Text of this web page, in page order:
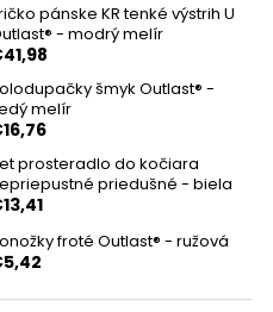
pánske KR tenké výstrih U
- modrý melír
šmyk Outlast® -
melír
prosteradlo do kočiara
priedušné - biela
froté Outlast® - ružová